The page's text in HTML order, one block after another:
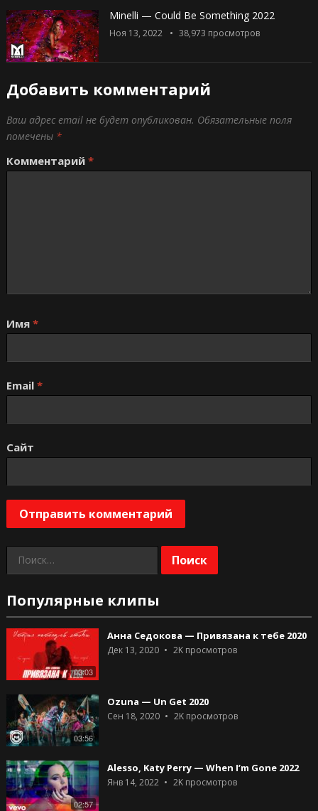
Minelli — Could Be Something 2022
Ноя 13, 2022 38,973 просмотров
Добавить комментарий
Ваш адрес email не будет опубликован. Обязательные поля
помечены *
Комментарий *
Имя *
Email *
Сайт
Найти:
Популярные клипы
03:03
Анна Седокова — Привязана к тебе 2020
Дек 13, 2020 2Kпросмотров
03:56
Ozuna — Un Get 2020
Сен 18, 2020 2Kпросмотров
02:57
Alesso, Katy Perry — When I’m Gone 2022
Янв 14, 2022 2Kпросмотров